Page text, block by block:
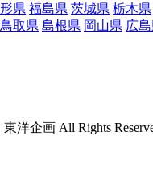
県 福島県 茨城県 栃木県
鳥取県 島根県 岡山県 広
洋企画 All Rights